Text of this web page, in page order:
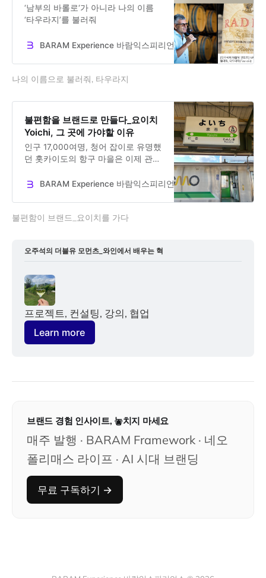
‘남부의 바롤로‘가 아니라 나의 이름
‘타우라지’를 불러줘
BARAM Experience 바람익스피리언스 Dr. Jooseok Oh
나의 이름으로 불러줘, 타우라지
불편함을 브랜드로 만들다_요이치
Yoichi, 그 곳에 가야할 이유
인구 17,000여명, 청어 잡이로 유명했
던 홋카이도의 항구 마을은 이제 관광
자리 잡은 도멘 타카히코와 요이치를
BARAM Experience 바람익스피리언스 Dr. Jooseok Oh
불편함이 브랜드_요이치를 가다
오주석의 더블유 모먼츠_와인에서 배우는 혁
프로젝트, 컨설팅, 강의, 협업
Learn more
브랜드 경험 인사이트, 놓치지 마세요
매주 발행 · BARAM Framework · 네오
폴리매스 라이프 · AI 시대 브랜딩
무료 구독하기 →